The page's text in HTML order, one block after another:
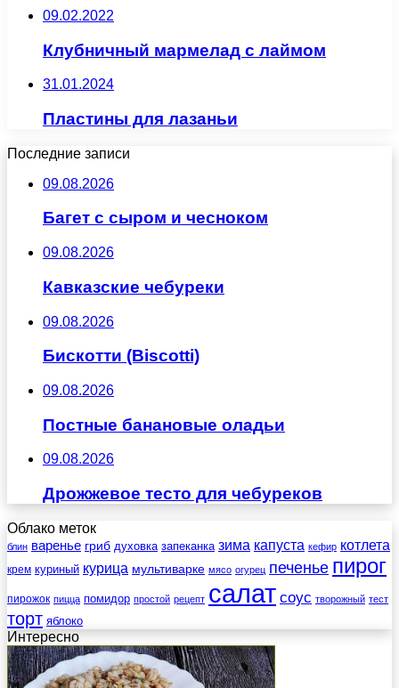
09.02.2022
Клубничный мармелад с лаймом
31.01.2024
Пластины для лазаньи
Последние записи
09.08.2026
Багет с сыром и чесноком
09.08.2026
Кавказские чебуреки
09.08.2026
Бискотти (Biscotti)
09.08.2026
Постные банановые оладьи
09.08.2026
Дрожжевое тесто для чебуреков
Облако меток
блин варенье гриб духовка запеканка зима капуста кефир котлета
крем куриный курица мультиварке мясо огурец печенье пирог
пирожок пицца помидор простой рецепт салат соус творожный тест
торт яблоко
Интересно